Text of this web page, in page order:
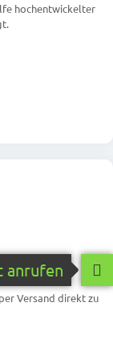
hochentwickelter
Versand direkt zu
anrufen